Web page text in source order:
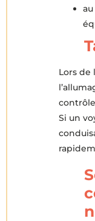
Lors de
Si un